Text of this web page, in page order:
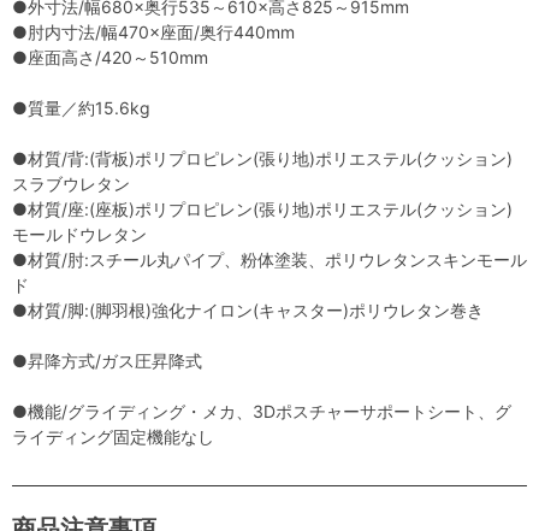
●外寸法/幅680×奥行535～610×高さ825～915mm
●肘内寸法/幅470×座面/奥行440mm
●座面高さ/420～510mm
●質量／約15.6kg
●材質/背:(背板)ポリプロピレン(張り地)ポリエステル(クッション)
スラブウレタン
●材質/座:(座板)ポリプロピレン(張り地)ポリエステル(クッション)
モールドウレタン
●材質/肘:スチール丸パイプ、粉体塗装、ポリウレタンスキンモール
ド
●材質/脚:(脚羽根)強化ナイロン(キャスター)ポリウレタン巻き
●昇降方式/ガス圧昇降式
●機能/グライディング・メカ、3Dポスチャーサポートシート、グ
ライディング固定機能なし